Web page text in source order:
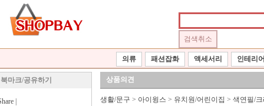
의류 패션잡화 액세서리 인테리
북마크/공유하기 상품의견
생활/문구 > 아이윙스 > 유치원/어린이집 > 색연필/